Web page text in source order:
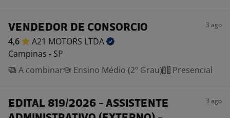
VENDEDOR DE CONSORCIO 3 ago
4,6 A21 MOTORS LTDA
Campinas - SP
A combinar
Ensino Médio (2º Grau) Presencial
EDITAL 819/2026 - ASSISTENTE
3 ago